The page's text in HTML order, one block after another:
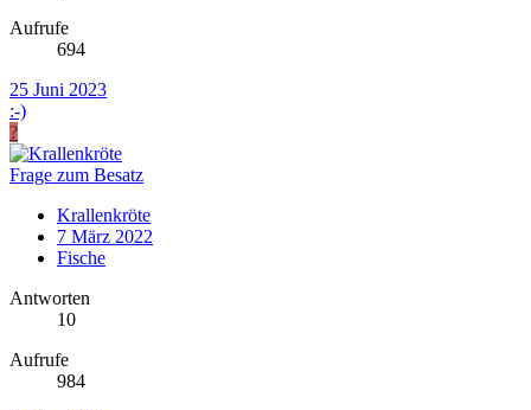
Aufrufe
694
25 Juni 2023
:-)
?
Frage zum Besatz
Krallenkröte
7 März 2022
Fische
Antworten
10
Aufrufe
984